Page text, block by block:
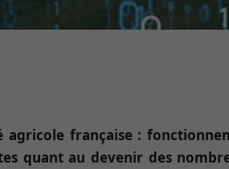
française :
quant au devenir des